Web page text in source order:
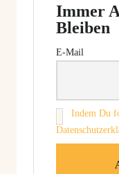
Immer
Bleiben
E-Mail
Indem Du